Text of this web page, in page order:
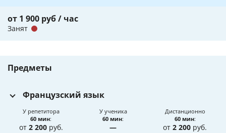
от 1 900 руб / час
Занят
Предметы
Французский язык
У репетитора
60 мин:
от 2 200руб.
У ученика
60 мин:
—
Дистанционно
60 мин:
от2 200 руб.